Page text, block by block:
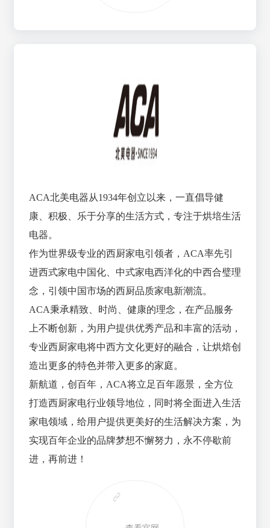
ACA北美电器从1934年创立以来，一直倡导健
康、积极、乐于分享的生活方式，专注于烘培生活
电器。
作为世界级专业的西厨家电引领者，ACA率先引
进西式家电中国化、中式家电西洋化的中西合璧理
念，引领中国市场的西厨品质家电新潮流。
ACA秉承精致、时尚、健康的理念，在产品服务
上不断创新，为用户提供优秀产品和丰富的活动，
专业西厨家电将中西方文化更好的融合，让烘焙创
造出更多的特色并带入更多的家庭。
新航道，创百年，ACA将立足百年愿景，全方位
打造西厨家电行业领导地位，同时将全面进入生活
家电领域，给用户提供更美好的生活解决方案，为
实现百年企业的品牌梦想不懈努力，永不停歇前
进，再前进！